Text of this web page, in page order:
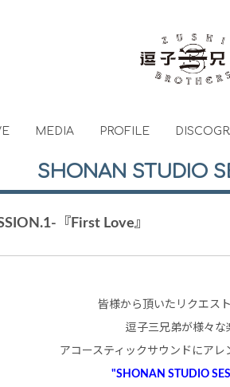
MEDIA PROFILE
SHONAN STUDIO
『First Love』
皆様から頂いたリクエス
逗子三兄弟が様々な
アコースティックサウンドにアレ
"SHONAN STUDIO